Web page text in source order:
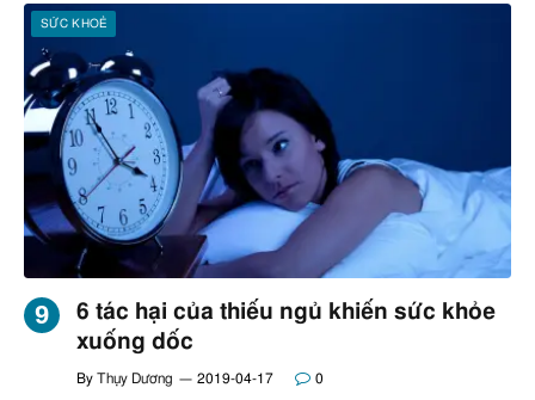
SỨC KHOẺ
6 tác hại của thiếu ngủ khiến sức khỏe
xuống dốc
By Thụy Dương 2019-04-17 0